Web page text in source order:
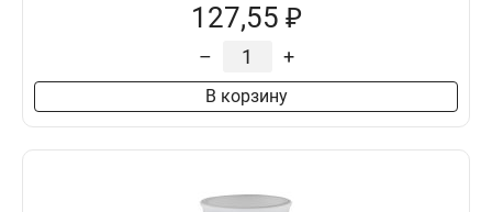
127,55 ₽
– +
В корзину